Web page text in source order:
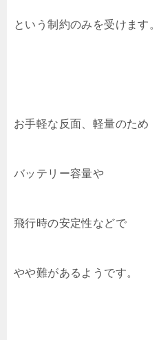
という制約のみを受けます。
お手軽な反面、軽量のため
バッテリー容量や
飛行時の安定性などで
やや難があるようです。